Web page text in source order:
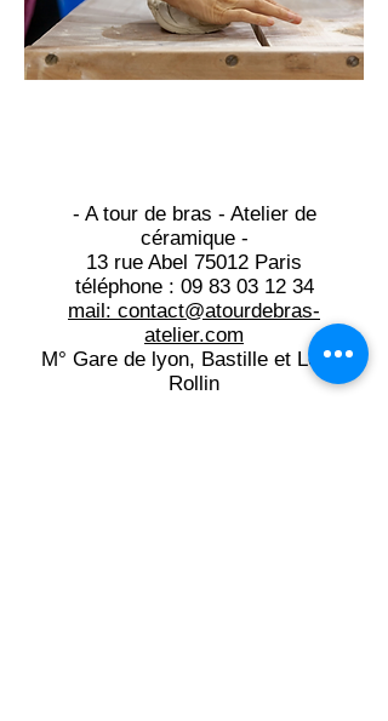
- A tour de bras - Atelier de
céramique -
13 rue Abel 75012 Paris
téléphone : 09 83 03 12 34
mail: contact@atourdebras-
atelier.com​
M° Gare de lyon, Bastille et Ledru
Rollin